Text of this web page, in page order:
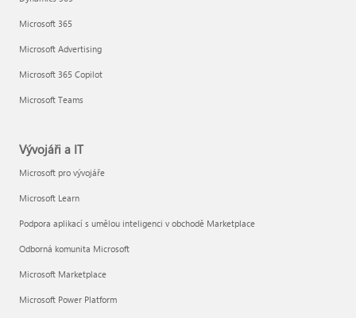
Microsoft 365
Microsoft Advertising
Microsoft 365 Copilot
Microsoft Teams
Vývojáři a IT
Microsoft pro vývojáře
Microsoft Learn
Podpora aplikací s umělou inteligenci v obchodě Marketplace
Odborná komunita Microsoft
Microsoft Marketplace
Microsoft Power Platform